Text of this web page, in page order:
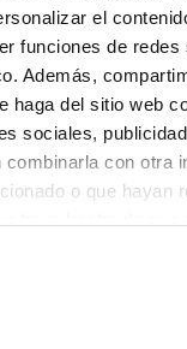
el
funciones de redes
Además,
haga del sitio web
sociales,
combinarla con otra
o que hayan
Con algunos de los
la posibilidad de
Estados Unidos y